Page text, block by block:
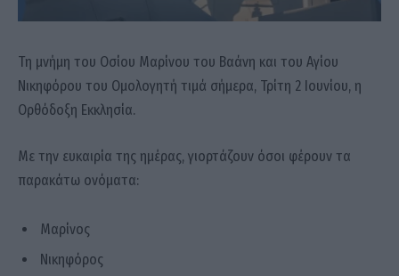
Τη μνήμη του Οσίου Μαρίνου του Βαάνη και του Αγίου
Νικηφόρου του Ομολογητή τιμά σήμερα, Τρίτη 2 Ιουνίου, η
Ορθόδοξη Εκκλησία.
Με την ευκαιρία της ημέρας, γιορτάζουν όσοι φέρουν τα
παρακάτω ονόματα:
Μαρίνος
Νικηφόρος